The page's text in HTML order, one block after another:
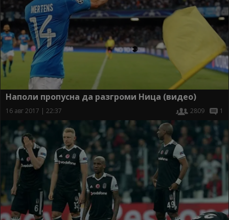
Наполи пропусна да разгроми Ница (видео)
16 авг 2017 | 22:37 2809 1